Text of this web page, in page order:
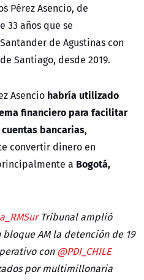
Pérez Asencio, de
33 años que se
de Agustinas con
Santiago, desde 2019.
Asencio habría utilizado
financiero para facilitar
bancarias,
convertir dinero en
a Bogotá,
Tribunal amplió
AM la detención de 19
con@PDI_CHILE
por multimillonaria